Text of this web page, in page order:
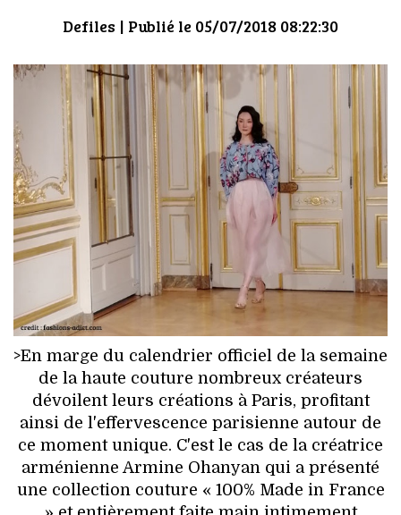
BOUTIQUE
CULTURE
HIGH TECH
MAISON
AUTO
LIEUX TENDANCES
BEAUTÉ
MODE DE RUE
JEUNES CRÉATEURS
HISTOIRE DES MARQUES
DÉCO
Defiles | Publié le 05/07/2018 08:22:30
>En marge du calendrier officiel de la semaine
de la haute couture nombreux créateurs
dévoilent leurs créations à Paris, profitant
ainsi de l'effervescence parisienne autour de
ce moment unique. C'est le cas de la créatrice
arménienne Armine Ohanyan qui a présenté
une collection couture « 100% Made in France